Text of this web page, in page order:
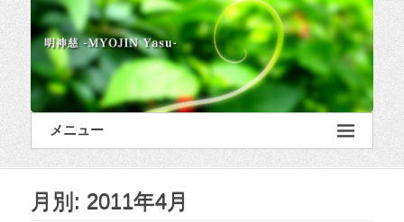
メニュー
月別: 2011年4月